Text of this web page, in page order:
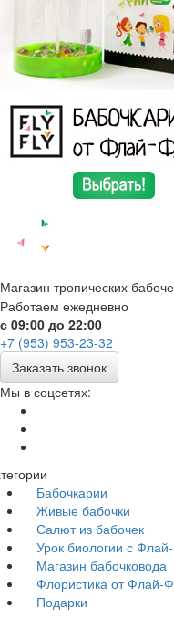
Магазин тропических
Работаем ежедневно
с 09:00 до 22:00
+7 (953) 953-23-32
Заказать звонок
Мы в соцсетях:
Бабочкарии
Живые бабочки
Салют из бабочек
Урок биологии с
Магазин бабочковода
Флористика от Флай-
Подарки